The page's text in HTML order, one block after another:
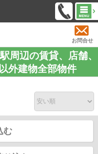
お問合せ
周辺の賃貸、店舗、
外建物全部物件
む